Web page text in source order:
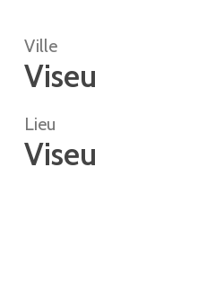
Ville
Viseu
Lieu
Viseu